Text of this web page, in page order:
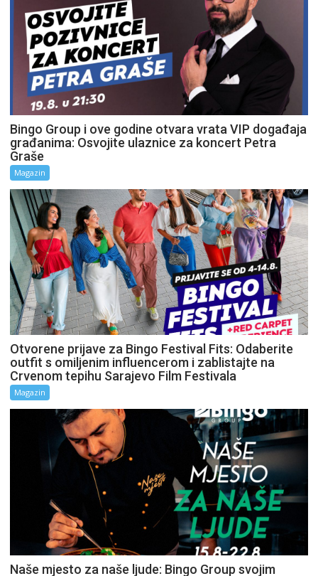
Bingo Group i ove godine otvara vrata VIP događaja
građanima: Osvojite ulaznice za koncert Petra
Graše
Magazin
Otvorene prijave za Bingo Festival Fits: Odaberite
outfit s omiljenim influencerom i zablistajte na
Crvenom tepihu Sarajevo Film Festivala
Magazin
Naše mjesto za naše ljude: Bingo Group svojim